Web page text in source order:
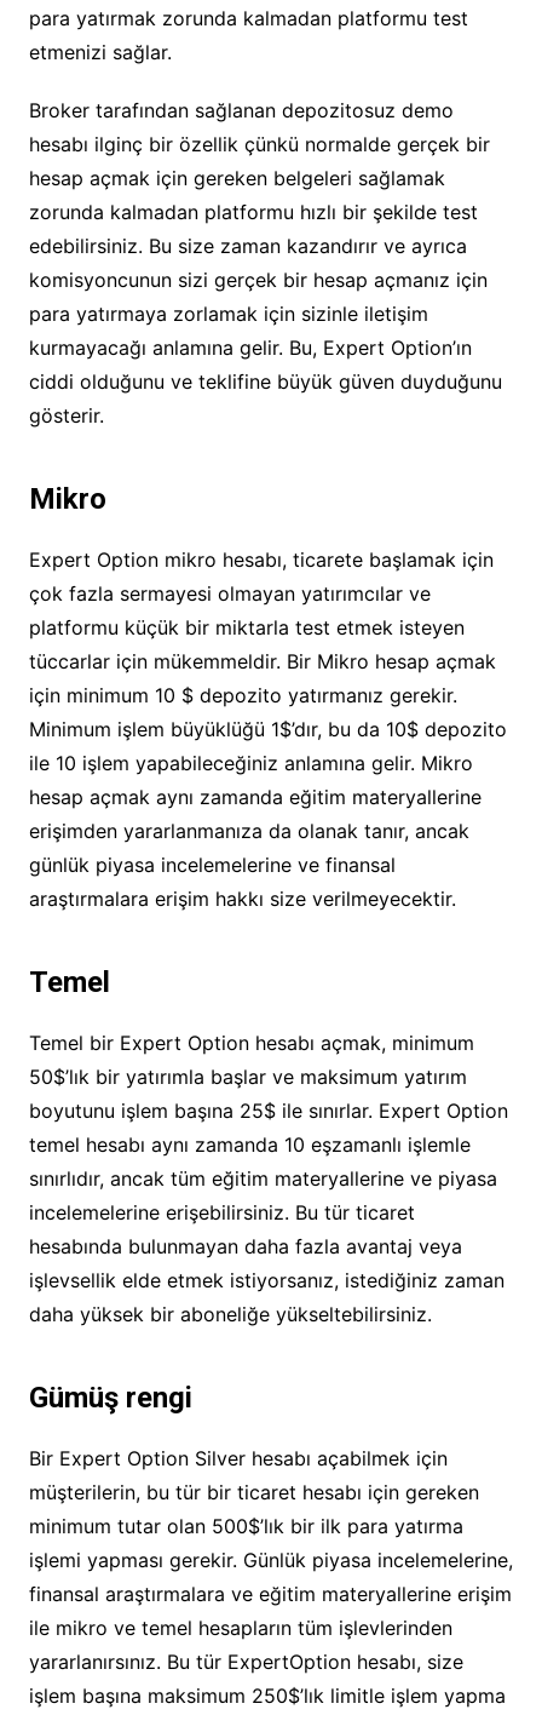
para yatırmak zorunda kalmadan platformu test
etmenizi sağlar.
Broker tarafından sağlanan depozitosuz demo
hesabı ilginç bir özellik çünkü normalde gerçek bir
hesap açmak için gereken belgeleri sağlamak
zorunda kalmadan platformu hızlı bir şekilde test
edebilirsiniz. Bu size zaman kazandırır ve ayrıca
komisyoncunun sizi gerçek bir hesap açmanız için
para yatırmaya zorlamak için sizinle iletişim
kurmayacağı anlamına gelir. Bu, Expert Option’ın
ciddi olduğunu ve teklifine büyük güven duyduğunu
gösterir.
Mikro
Expert Option mikro hesabı, ticarete başlamak için
çok fazla sermayesi olmayan yatırımcılar ve
platformu küçük bir miktarla test etmek isteyen
tüccarlar için mükemmeldir. Bir Mikro hesap açmak
için minimum 10 $ depozito yatırmanız gerekir.
Minimum işlem büyüklüğü 1$’dır, bu da 10$ depozito
ile 10 işlem yapabileceğiniz anlamına gelir. Mikro
hesap açmak aynı zamanda eğitim materyallerine
erişimden yararlanmanıza da olanak tanır, ancak
günlük piyasa incelemelerine ve finansal
araştırmalara erişim hakkı size verilmeyecektir.
Temel
Temel bir Expert Option hesabı açmak, minimum
50$’lık bir yatırımla başlar ve maksimum yatırım
boyutunu işlem başına 25$ ile sınırlar. Expert Option
temel hesabı aynı zamanda 10 eşzamanlı işlemle
sınırlıdır, ancak tüm eğitim materyallerine ve piyasa
incelemelerine erişebilirsiniz. Bu tür ticaret
hesabında bulunmayan daha fazla avantaj veya
işlevsellik elde etmek istiyorsanız, istediğiniz zaman
daha yüksek bir aboneliğe yükseltebilirsiniz.
Gümüş rengi
Bir Expert Option Silver hesabı açabilmek için
müşterilerin, bu tür bir ticaret hesabı için gereken
minimum tutar olan 500$’lık bir ilk para yatırma
işlemi yapması gerekir. Günlük piyasa incelemelerine,
finansal araştırmalara ve eğitim materyallerine erişim
ile mikro ve temel hesapların tüm işlevlerinden
yararlanırsınız. Bu tür ExpertOption hesabı, size
işlem başına maksimum 250$’lık limitle işlem yapma